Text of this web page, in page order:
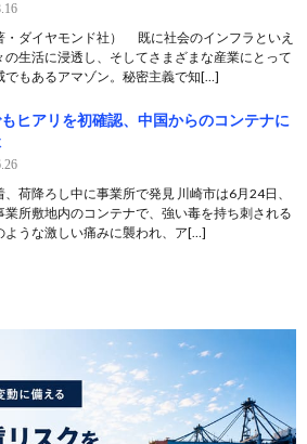
・ダイヤモンド社） 既に社会のインフラといえ
の生活に浸透し、そしてさまざまな産業にとって
でもあるアマゾン。秘密主義で知[…]
ヒアリを初確認、中国からのコンテナに
、荷降ろし中に事業所で発見 川崎市は6月24日、
業所敷地内のコンテナで、強い毒を持ち刺される
ような激しい痛みに襲われ、ア[…]